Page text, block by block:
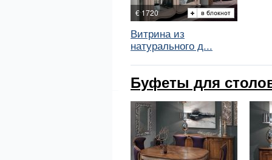
€ 1720
Витрина из
натурального д...
Буфеты для